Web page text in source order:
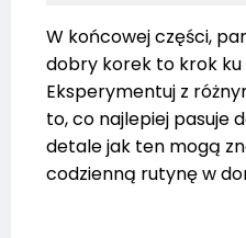
W końcowej części,
dobry korek to krok ku
Eksperymentuj z
to, co najlepiej pasuje
detale jak ten mogą
codzienną rutynę w